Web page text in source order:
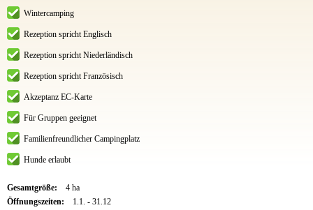
Wintercamping
Rezeption spricht Englisch
Rezeption spricht Niederländisch
Rezeption spricht Französisch
Akzeptanz EC-Karte
Für Gruppen geeignet
Familienfreundlicher Campingplatz
Hunde erlaubt
Gesamtgröße:
4 ha
Öffnungszeiten:
1.1. - 31.12